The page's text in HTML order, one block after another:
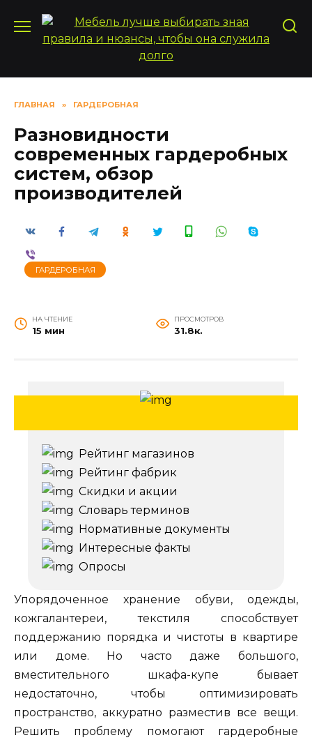
содержанию
ГЛАВНАЯ » ГАРДЕРОБНАЯ
Разновидности
современных гардеробных
систем, обзор
производителей
ГАРДЕРОБНАЯ
НА ЧТЕНИЕ
15 мин
ПРОСМОТРОВ
31.8к.
Рейтинг магазинов
Рейтинг фабрик
Скидки и акции
Словарь терминов
Нормативные документы
Интересные факты
Опросы
Упорядоченное хранение обуви, одежды,
кожгалантереи, текстиля способствует
поддержанию порядка и чистоты в квартире
или доме. Но часто даже большого,
вместительного шкафа-купе бывает
недостаточно, чтобы оптимизировать
пространство, аккуратно разместив все вещи.
Решить проблему помогают гардеробные